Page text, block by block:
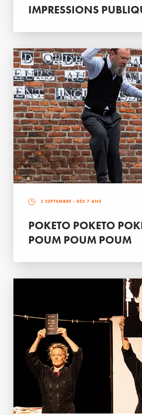
IMPRESSIONS
2 SEPTEMBRE - DÈS 7 ANS
POKETO POKETO
POUM POUM POUM